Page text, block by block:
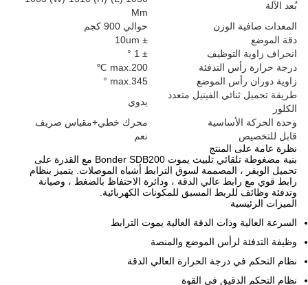
حوالي 900 كجم
± 1 °
max.200 ℃
الموضع
max.345 °
الفينيل متعدد
يدوي
محرك خطي+مقياس صريف
بنية مضغوطة تلقائي تلبيث يموت Bonder SDB200 مع القدرة على
لسوق الترابط أشباه الموصلات. يتميز بنظام
عالي الدقة ، ودائرة الاحتفاظ بالضغط ، وصيانة
المسبق للمكونات الكهربائية.
الدقة العالية يموت الترابط
الموضع والمنصة
الحرارة العالي الدقة
في القوة